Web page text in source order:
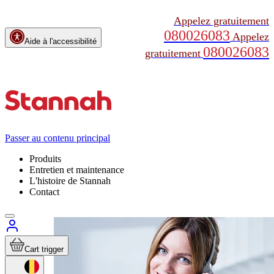
Aide à l'accessibilité
Appelez gratuitement
080026083 Appelez
gratuitement 080026083
Passer au contenu principal
Produits
Entretien et maintenance
L'histoire de Stannah
Contact
Cart trigger